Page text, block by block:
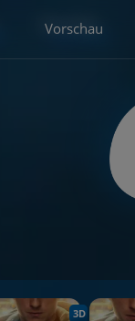
Vorschau
3D